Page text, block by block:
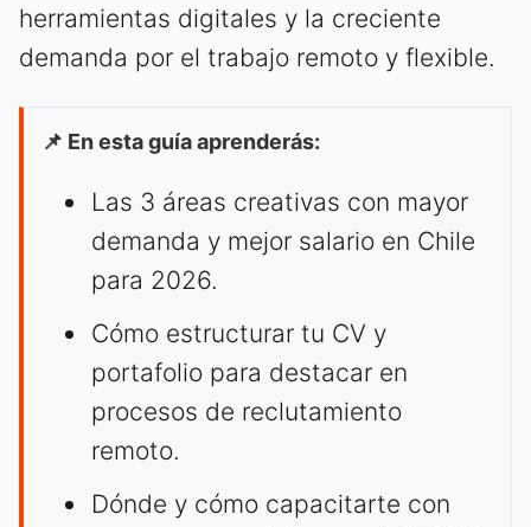
herramientas digitales y la creciente
demanda por el trabajo remoto y flexible.
📌 En esta guía aprenderás:
Las 3 áreas creativas con mayor
demanda y mejor salario en Chile
para 2026.
Cómo estructurar tu CV y
portafolio para destacar en
procesos de reclutamiento
remoto.
Dónde y cómo capacitarte con